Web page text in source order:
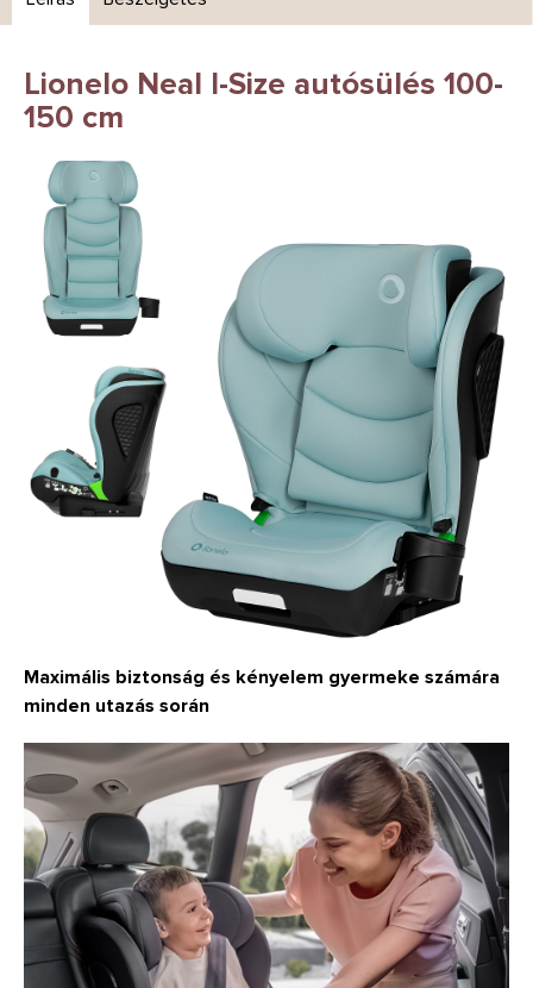
Lionelo Neal I-Size autósülés 100-
150 cm
Maximális biztonság és kényelem gyermeke számára
minden utazás során